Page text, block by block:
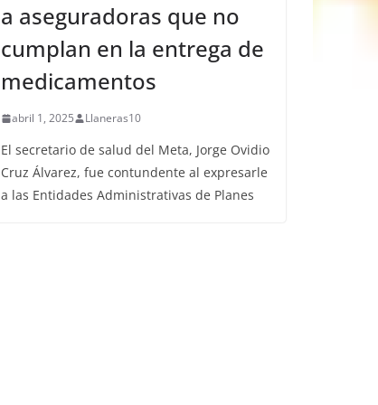
a aseguradoras que no
cumplan en la entrega de
medicamentos
abril 1, 2025 Llaneras10
El secretario de salud del Meta, Jorge Ovidio
Cruz Álvarez, fue contundente al expresarle
a las Entidades Administrativas de Planes